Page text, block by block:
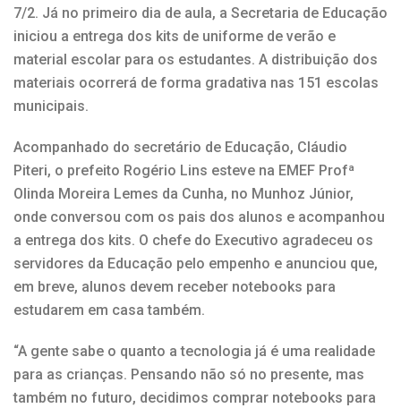
7/2. Já no primeiro dia de aula, a Secretaria de Educação
iniciou a entrega dos kits de uniforme de verão e
material escolar para os estudantes. A distribuição dos
materiais ocorrerá de forma gradativa nas 151 escolas
municipais.
Acompanhado do secretário de Educação, Cláudio
Piteri, o prefeito Rogério Lins esteve na EMEF Profª
Olinda Moreira Lemes da Cunha, no Munhoz Júnior,
onde conversou com os pais dos alunos e acompanhou
a entrega dos kits. O chefe do Executivo agradeceu os
servidores da Educação pelo empenho e anunciou que,
em breve, alunos devem receber notebooks para
estudarem em casa também.
“A gente sabe o quanto a tecnologia já é uma realidade
para as crianças. Pensando não só no presente, mas
também no futuro, decidimos comprar notebooks para